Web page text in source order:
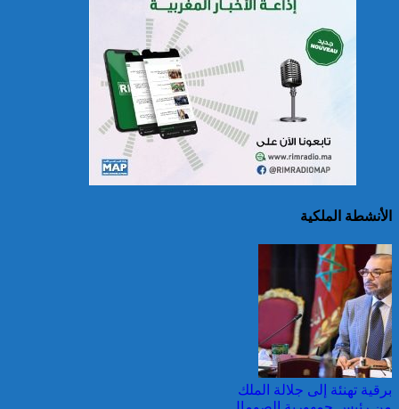
الصين تصدر إنذارين
لمواجهة العواصف المطيرة
وطقس شديد الحمل
اليونان: فرق الإطفاء تواصل
مكافحة حريق في شمال
غرب أثينا
الأنشطة الملكية
برقية تهنئة إلى جلالة الملك